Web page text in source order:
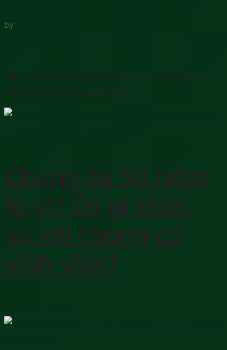
by
Vi bằng nhà đất là một trong những văn bản gây nhiều
thắc mắc cho các nhà đầu tư bởi...
Chung cư 50 năm
là gì? Có gì khác
so với chung cư
vĩnh viễn?